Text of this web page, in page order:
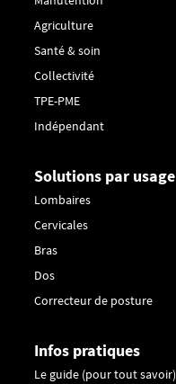
Agriculture
Santé & soin
Collectivité
TPE-PME
Indépendant
Solutions par usage
Lombaires
Cervicales
Bras
Dos
Correcteur de posture
Infos pratiques
Le guide (pour tout savoir)